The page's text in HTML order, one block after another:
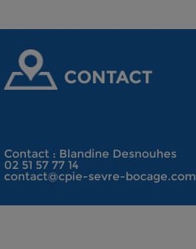
CONTACT
Contact : Blandine Desnouhes
02 51 57 77 14
contact@cpie-sevre-bocage.com